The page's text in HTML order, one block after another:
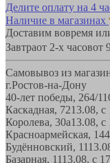
Делите оплату на 4
Наличие в магазинах
Доставим вовремя
Завтраот 2-х часовот
Самовывоз из
г.Ростов-на-Дону
40-лет победы, 264/
Каскадная, 7213.08, с
Королева, 30а13.08, с
Красноармейская, 144
Будённовский, 11
Базарная, 1113.08, с